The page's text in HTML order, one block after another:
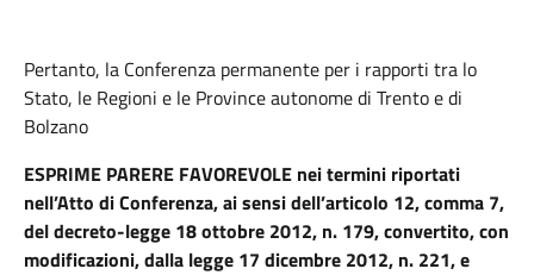
Pertanto, la Conferenza permanente per i rapporti tra lo
Stato, le Regioni e le Province autonome di Trento e di
Bolzano
ESPRIME PARERE FAVOREVOLE nei termini riportati
nell’Atto di Conferenza, ai sensi dell’articolo 12, comma 7,
del decreto-legge 18 ottobre 2012, n. 179, convertito, con
modificazioni, dalla legge 17 dicembre 2012, n. 221, e